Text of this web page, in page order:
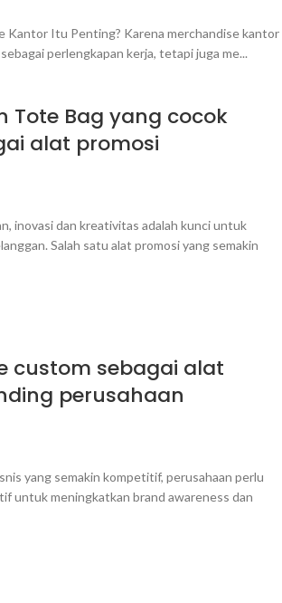
Kantor Itu Penting? Karena merchandise kantor
perlengkapan kerja, tetapi juga me...
Tote Bag yang cocok
alat promosi
inovasi dan kreativitas adalah kunci untuk
Salah satu alat promosi yang semakin
custom sebagai alat
perusahaan
yang semakin kompetitif, perusahaan perlu
untuk meningkatkan brand awareness dan